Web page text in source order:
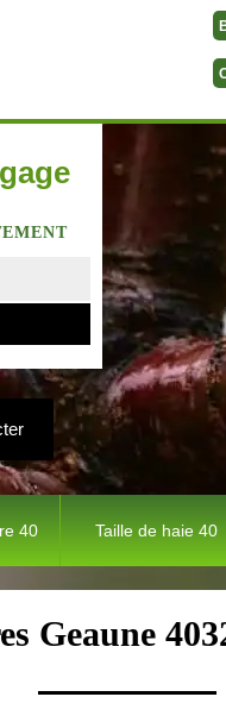
40 Taille de haie 40
Geaune